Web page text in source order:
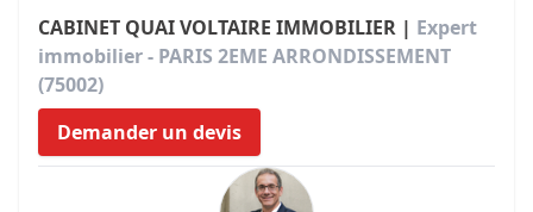
CABINET QUAI VOLTAIRE IMMOBILIER | Expert
immobilier - PARIS 2EME ARRONDISSEMENT
(75002)
Demander un devis